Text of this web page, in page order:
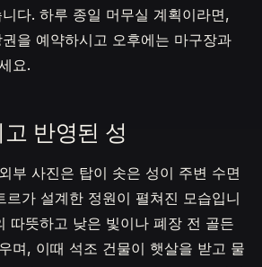
다. 하루 종일 머무실 계획이라면,
을 예약하시고 오후에는 마구장과
요.
반영된 성
부 사진은 탑이 솟은 성이 주변 수면
르가 설계한 정원이 펼쳐진 모습입니
따뜻하고 낮은 빛이나 폐장 전 골든
며, 이때 석조 건물이 햇살을 받고 물